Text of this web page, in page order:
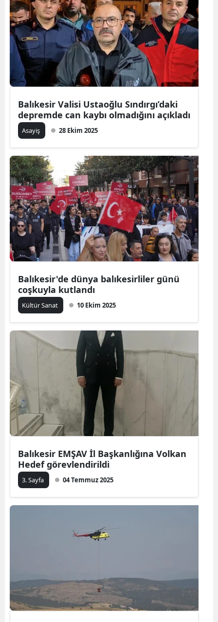
Balıkesir Valisi Ustaoğlu Sındırgı’daki
depremde can kaybı olmadığını açıkladı
Asayiş 28 Ekim 2025
Balıkesir'de dünya balıkesirliler günü
coşkuyla kutlandı
Kültür Sanat 10 Ekim 2025
Balıkesir EMŞAV İl Başkanlığına Volkan
Hedef görevlendirildi
3. Sayfa 04 Temmuz 2025